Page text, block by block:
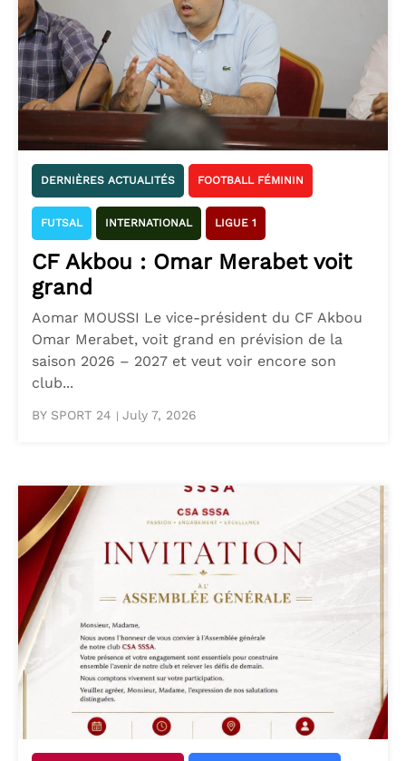
DERNIÈRES ACTUALITÉS FOOTBALL FÉMININ
FUTSAL INTERNATIONAL LIGUE 1
CF Akbou : Omar Merabet voit
grand
Aomar MOUSSI Le vice-président du CF Akbou
Omar Merabet, voit grand en prévision de la
saison 2026 – 2027 et veut voir encore son
club...
BY SPORT 24 | July 7, 2026